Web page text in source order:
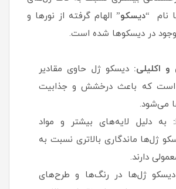
نام “دیسکو” الهام گرفته از نورها و
در دیسکوها شده است.
و اکلیلی: دیسکو ژل حاوی مقادیر
است که باعث درخشش و جذابیت
می‌شود.
به دلیل لایه‌های بیشتر و مواد
ژل‌ها ماندگاری بالاتری نسبت به
دارند.
دیسکو ژل‌ها در رنگ‌ها و طرح‌های